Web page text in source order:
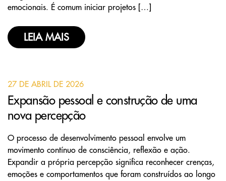
emocionais. É comum iniciar projetos […]
LEIA MAIS
27 DE ABRIL DE 2026
Expansão pessoal e construção de uma
nova percepção
O processo de desenvolvimento pessoal envolve um
movimento contínuo de consciência, reflexão e ação.
Expandir a própria percepção significa reconhecer crenças,
emoções e comportamentos que foram construídos ao longo